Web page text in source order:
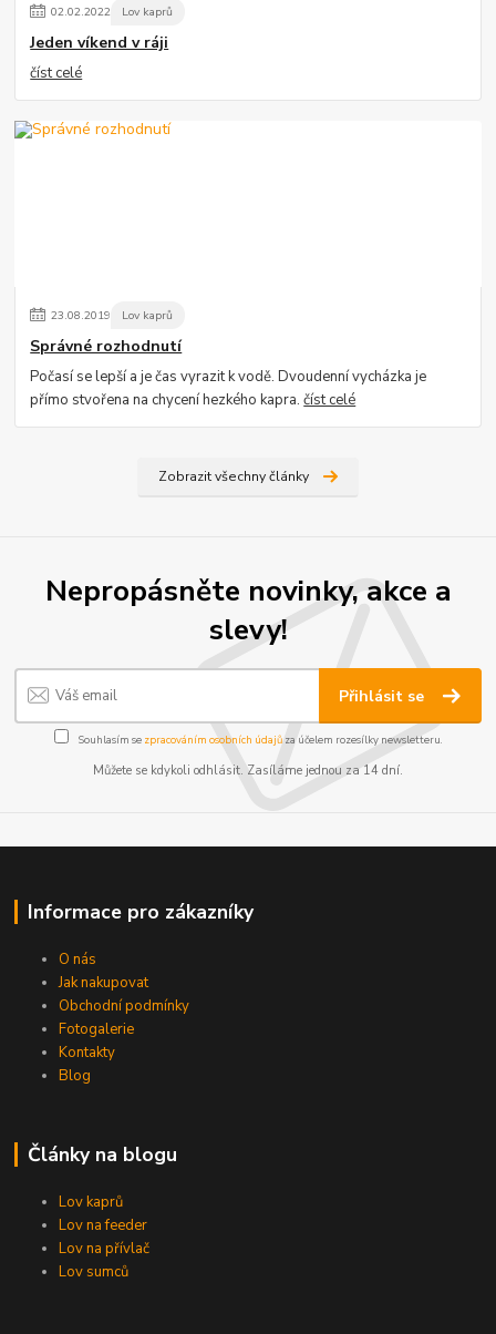
02.02.2022 Lov kaprů
Jeden víkend v ráji
číst celé
23.08.2019 Lov kaprů
Správné rozhodnutí
Počasí se lepší a je čas vyrazit k vodě. Dvoudenní vycházka je
přímo stvořena na chycení hezkého kapra.číst celé
Zobrazit všechny články
Nepropásněte novinky, akce a
slevy!
Přihlásit se
Souhlasím se zpracováním osobních údajůza účelem rozesílky newsletteru.
Můžete se kdykoli odhlásit. Zasíláme jednou za 14 dní.
Informace pro zákazníky
O nás
Jak nakupovat
Obchodní podmínky
Fotogalerie
Kontakty
Blog
Články na blogu
Lov kaprů
Lov na feeder
Lov na přívlač
Lov sumců